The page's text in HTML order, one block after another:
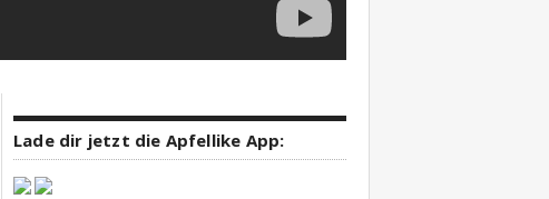
Lade dir jetzt die Apfellike App: